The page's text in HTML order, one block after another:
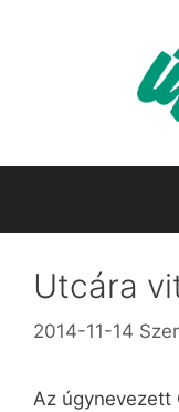
Utcára
2014-11-14
Az úgynevezett